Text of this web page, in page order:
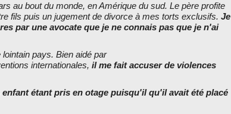
au bout du monde, en Amérique du sud. Le père profite
fils puis un jugement de divorce à mes torts exclusifs. Je
par une avocate que je ne connais pas que je n'ai
pays. Bien aidé par
internationales, il me fait accuser de violences
étant pris en otage puisqu'il qu'il avait été placé